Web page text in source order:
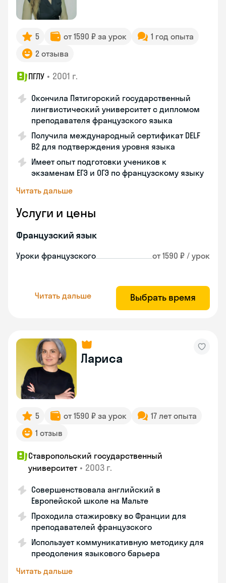
5 от 1590 ₽ за урок
1 год опыта
2 отзыва
ПГЛУ • 2001 г.
Окончила Пятигорский государственный
лингвистический университет с дипломом
преподавателя французского языка
Получила международный сертификат DELF
B2 для подтверждения уровня языка
Имеет опыт подготовки учеников к
экзаменам ЕГЭ и ОГЭ по французскому языку
Читать дальше
Услуги и цены
Французский язык
Уроки французского от 1590 ₽ / урок
Читать дальше Выбрать время
Лариса
5 от 1590 ₽ за урок
17 лет опыта
1 отзыв
Ставропольский государственный
университет • 2003 г.
Совершенствовала английский в
Европейской школе на Мальте
Проходила стажировку во Франции для
преподавателей французского
Использует коммуникативную методику для
преодоления языкового барьера
Читать дальше